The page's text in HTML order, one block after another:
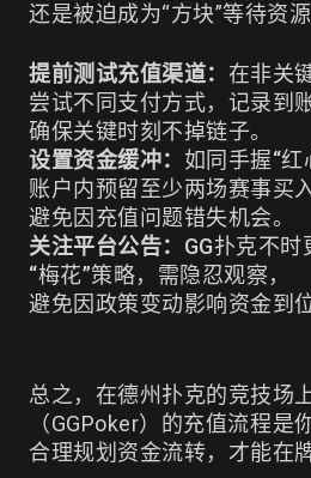
还是被迫成为“方块”等待资源
提前测试充值渠道： 在非关
尝试不同支付方式，记录到
确保关键时刻不掉链子。
设置资金缓冲： 如同手握“红
账户内预留至少两场赛事买
避免因充值问题错失机会。
关注平台公告： GG扑克不
“梅花”策略，需隐忍观察，
避免因政策变动影响资金到位
总之，在德州扑克的竞技场
（GGPoker）的充值流程是
合理规划资金流转，才能在